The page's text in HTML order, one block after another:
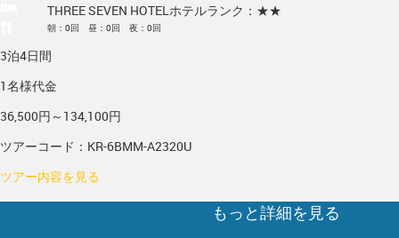
THREE SEVEN HOTEL ホテルランク：★★
朝：0回 昼：0回 夜：0回
3泊4日間
1名様代金
36,500円～134,100円
ツアーコード：KR-6BMM-A2320U
ツアー内容を見る
もっと詳細を見る